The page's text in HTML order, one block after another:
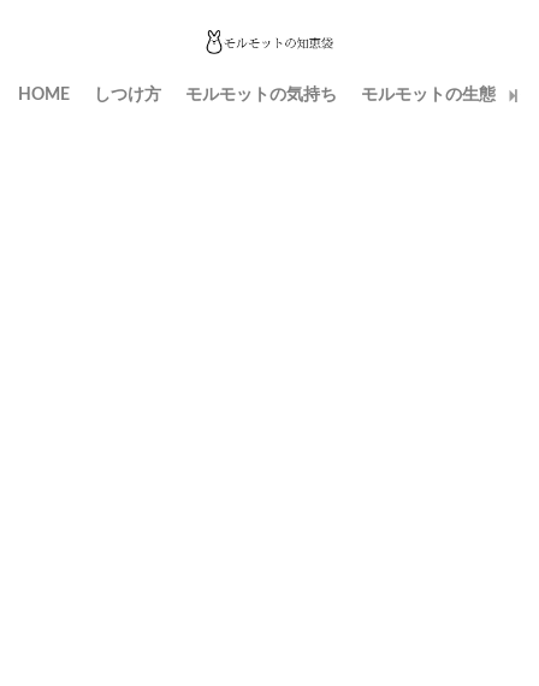
HOME しつけ方 モルモットの気持ち モルモットの生態